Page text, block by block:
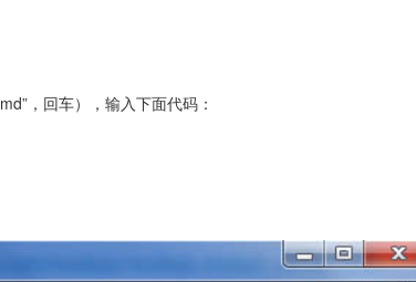
，回车），输入下面代码：